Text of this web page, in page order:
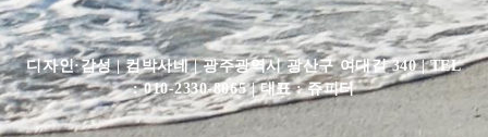
디자인·감성 | 컴박사네 | 광주광역시 광산구 여대길 340 | TEL
: 010-2330-8065 | 대표 : 쥬피터